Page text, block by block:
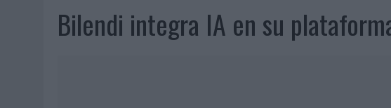
05/08/2026 |
LUIS ARQUILLOS (BURGO DE ARIAS): “LA CONSTRUCCIÓN DE MARCA A
MONEDA”
Bilendi integra IA en su